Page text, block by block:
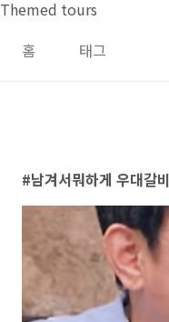
본문 바로가기
Themed tours
홈
태그
남겨서뭐하게 우대갈비